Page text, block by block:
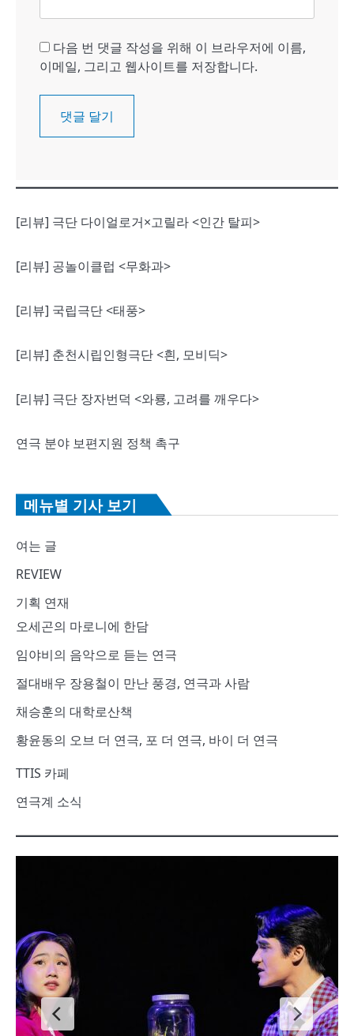
다음 번 댓글 작성을 위해 이 브라우저에 이름,
이메일, 그리고 웹사이트를 저장합니다.
[리뷰] 극단 다이얼로거×고릴라 <인간 탈피>
[리뷰] 공놀이클럽 <무화과>
[리뷰] 국립극단 <태풍>
[리뷰] 춘천시립인형극단 <흰, 모비딕>
[리뷰] 극단 장자번덕 <와룡, 고려를 깨우다>
연극 분야 보편지원 정책 촉구
메뉴별 기사 보기
여는 글
REVIEW
기획 연재
오세곤의 마로니에 한담
임야비의 음악으로 듣는 연극
절대배우 장용철이 만난 풍경, 연극과 사람
채승훈의 대학로산책
황윤동의 오브 더 연극, 포 더 연극, 바이 더 연극
TTIS 카페
연극계 소식